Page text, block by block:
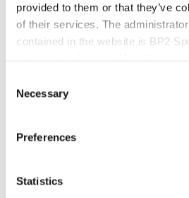
provided to them or that they’ve
of their services. The
contained in the website is BP2
121387608.
Selection
Necessary
Preferences
Statistics